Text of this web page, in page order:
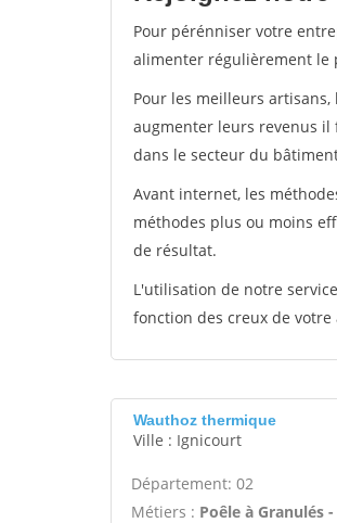
Pour pérénniser votre
alimenter régulièrement le
Pour les meilleurs
augmenter leurs revenus
dans le secteur du
Avant internet, les
méthodes plus ou moins
de résultat.
L'utilisation de notre
fonction des creux de
Wauthoz thermique
Ville : Ignicourt
Département: 02
Métiers : Poêle à Granulés -